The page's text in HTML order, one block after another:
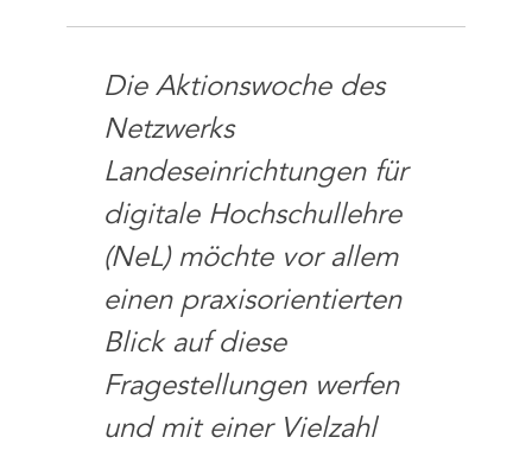
Die Aktionswoche des
Netzwerks
Landeseinrichtungen für
digitale Hochschullehre
(NeL) möchte vor allem
einen praxisorientierten
Blick auf diese
Fragestellungen werfen
und mit einer Vielzahl